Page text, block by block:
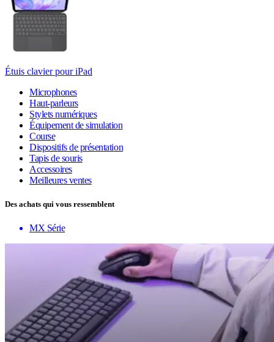
Étuis clavier pour iPad
Microphones
Haut-parleurs
Stylets numériques
Équipement de simulation
Course
Dispositifs de présentation
Tapis de souris
Accessoires
Meilleures ventes
Des achats qui vous ressemblent
MX Série